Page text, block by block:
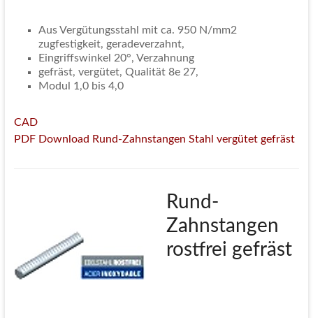
Aus Vergütungsstahl mit ca. 950 N/mm2
zugfestigkeit, geradeverzahnt,
Eingriffswinkel 20°, Verzahnung
gefräst, vergütet, Qualität 8e 27,
Modul 1,0 bis 4,0
CAD
PDF Download Rund-Zahnstangen Stahl vergütet gefräst
Rund-
Zahnstangen
rostfrei gefräst